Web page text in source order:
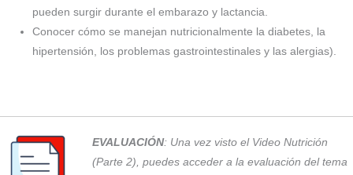
pueden surgir durante el embarazo y lactancia.
Conocer cómo se manejan nutricionalmente la diabetes, la
hipertensión, los problemas gastrointestinales y las alergias).
EVALUACIÓN: Una vez visto el Video Nutrición
(Parte 2), puedes acceder a la evaluación del tema